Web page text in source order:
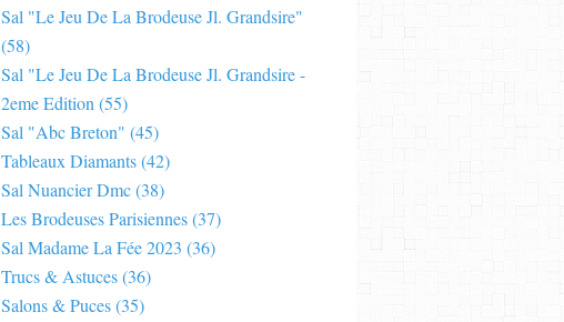
Sal "le Jeu De La Brodeuse Jl. Grandsire"
(58)
Sal "le Jeu De La Brodeuse Jl. Grandsire -
2eme Edition (55)
Sal "abc Breton" (45)
Tableaux Diamants(42)
Sal Nuancier Dmc(38)
Les Brodeuses Parisiennes(37)
Sal Madame La Fée 2023 (36)
Trucs & Astuces(36)
Salons & Puces(35)